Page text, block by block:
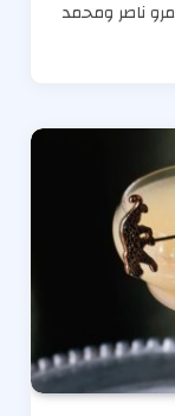
ناصر ومحمد